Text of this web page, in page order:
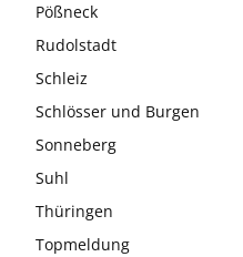
Pößneck
Rudolstadt
Schleiz
Schlösser und Burgen
Sonneberg
Suhl
Thüringen
Topmeldung